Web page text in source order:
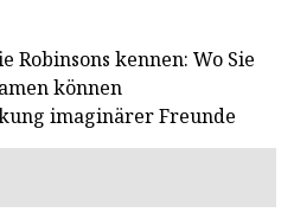
Robinsons kennen: Wo Sie
können
imaginärer Freunde